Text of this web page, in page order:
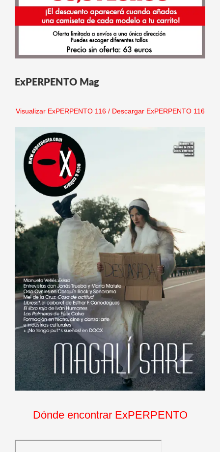
ExPERPENTO Mag
Visualizar ExPERPENTO 116/ Descargar ExPERPENTO 116
Dónde encontrar ExPERPENTO